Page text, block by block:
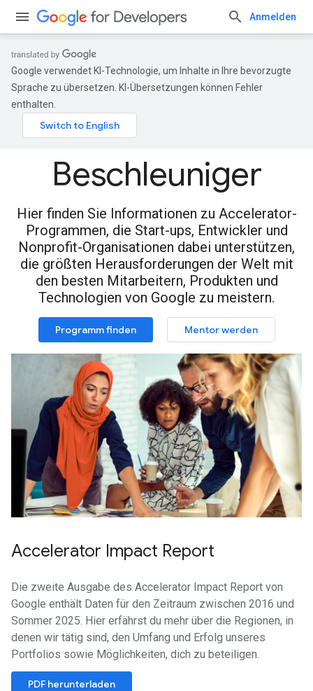
Anmelden
Google verwendet KI-Technologie, um Inhalte in Ihre bevorzugte
Sprache zu übersetzen. KI-Übersetzungen können Fehler
enthalten.
Beschleuniger
Hier finden Sie Informationen zu Accelerator-
Programmen, die Start-ups, Entwickler und
Nonprofit-Organisationen dabei unterstützen,
die größten Herausforderungen der Welt mit
den besten Mitarbeitern, Produkten und
Technologien von Google zu meistern.
Programm finden Mentor werden
Accelerator Impact Report
Die zweite Ausgabe des Accelerator Impact Report von
Google enthält Daten für den Zeitraum zwischen 2016 und
Sommer 2025. Hier erfährst du mehr über die Regionen, in
denen wir tätig sind, den Umfang und Erfolg unseres
Portfolios sowie Möglichkeiten, dich zu beteiligen.
PDF herunterladen